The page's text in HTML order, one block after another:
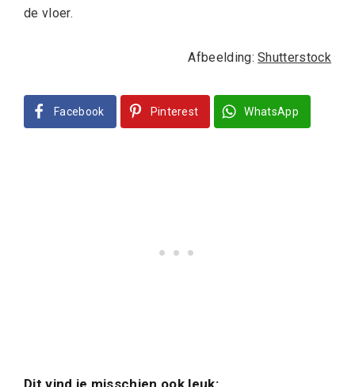
de vloer.
Afbeelding:Shutterstock
Facebook Pinterest WhatsApp